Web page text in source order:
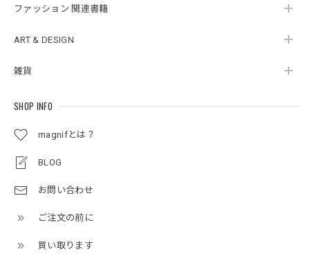
ファッション 関連書籍
ART & DESIGN
雑貨
SHOP INFO
magnifとは？
BLOG
お問い合わせ
ご注文の前に
買い取ります